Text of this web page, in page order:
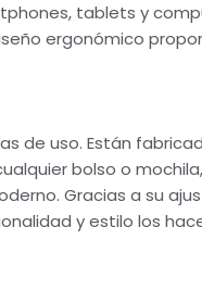
tablets y
ergonómico
de uso. Están
bolso o
Gracias a su
y estilo los